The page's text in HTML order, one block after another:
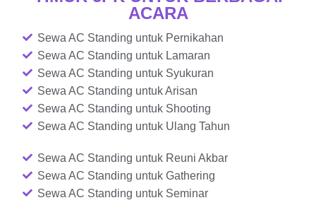
ACARA
Sewa AC Standing untuk Pernikahan
Sewa AC Standing untuk Lamaran
Sewa AC Standing untuk Syukuran
Sewa AC Standing untuk Arisan
Sewa AC Standing untuk Shooting
Sewa AC Standing untuk Ulang Tahun
Sewa AC Standing untuk Reuni Akbar
Sewa AC Standing untuk Gathering
Sewa AC Standing untuk Seminar